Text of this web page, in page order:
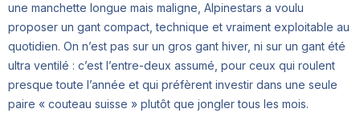
une manchette longue mais maligne, Alpinestars a voulu
proposer un gant compact, technique et vraiment exploitable au
quotidien. On n’est pas sur un gros gant hiver, ni sur un gant été
ultra ventilé : c’est l’entre-deux assumé, pour ceux qui roulent
presque toute l’année et qui préfèrent investir dans une seule
paire « couteau suisse » plutôt que jongler tous les mois.